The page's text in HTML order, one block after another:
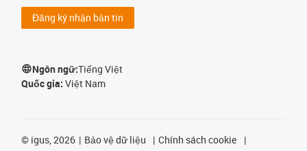
Đăng ký nhận bản tin
Ngôn ngữ:Tiếng Việt
Quốc gia: Việt Nam
© igus, 2026 Bảo vệ dữ liệu
Chính sách cookie